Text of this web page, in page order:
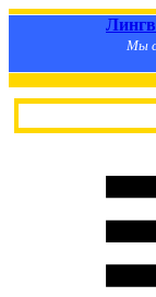
Мы